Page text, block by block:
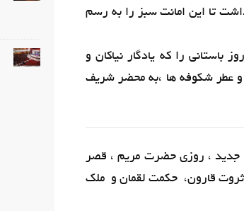
تا این امانت سبز را به رسم
را که یادگار نیاکان و
و عطر شکوفه ها ،به محضر شریف
جدید ، روزی حضرت مریم ، قصر
قارون، حکمت لقمان و ملک